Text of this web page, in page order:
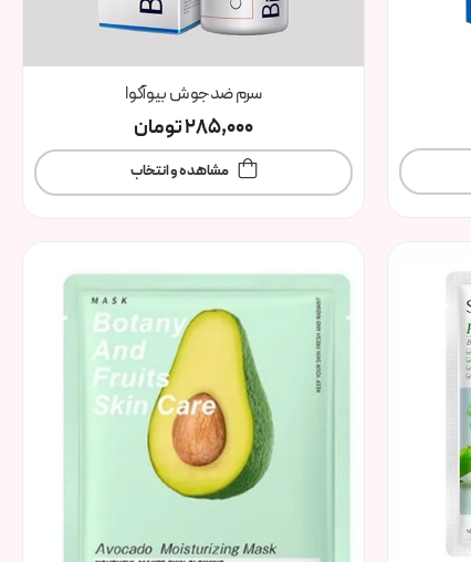
سرم ضدجوش بیوآکوا
285,000تومان
مشاهده و انتخاب